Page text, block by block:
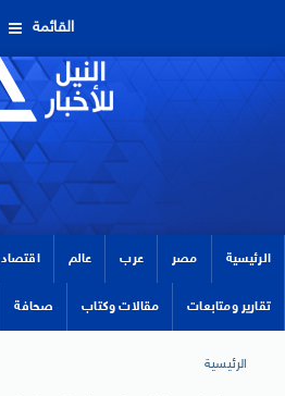
القائمة
الرئيسية مصر عرب عالم اقتصاد
تقارير ومتابعات مقالات وكتاب صحافة
الرئيسية